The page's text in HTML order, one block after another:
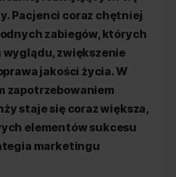
Pacjenci coraz chętniej
zabiegów, których
wyglądu, zwiększenie
jakości życia. W
zapotrzebowaniem
staje się coraz większa,
elementów sukcesu
marketingu